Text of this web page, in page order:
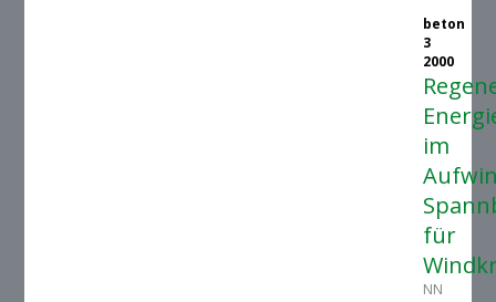
beton
3
2000
im
für
NN